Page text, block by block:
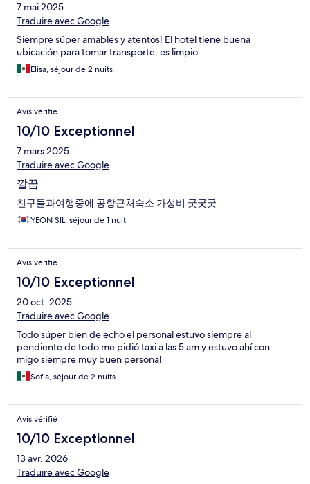
7 mai 2025
Traduire avec Google
Siempre súper amables y atentos! El hotel tiene buena
ubicación para tomar transporte, es limpio.
Elisa, séjour de 2 nuits
Avis vérifié
10/10 Exceptionnel
7 mars 2025
Traduire avec Google
깔끔
친구들과여행중에 공항근처숙소 가성비 굿굿굿
YEON SIL, séjour de 1 nuit
Avis vérifié
10/10 Exceptionnel
20 oct. 2025
Traduire avec Google
Todo súper bien de echo el personal estuvo siempre al
pendiente de todo me pidió taxi a las 5 am y estuvo ahí con
migo siempre muy buen personal
Sofia, séjour de 2 nuits
Avis vérifié
10/10 Exceptionnel
13 avr. 2026
Traduire avec Google